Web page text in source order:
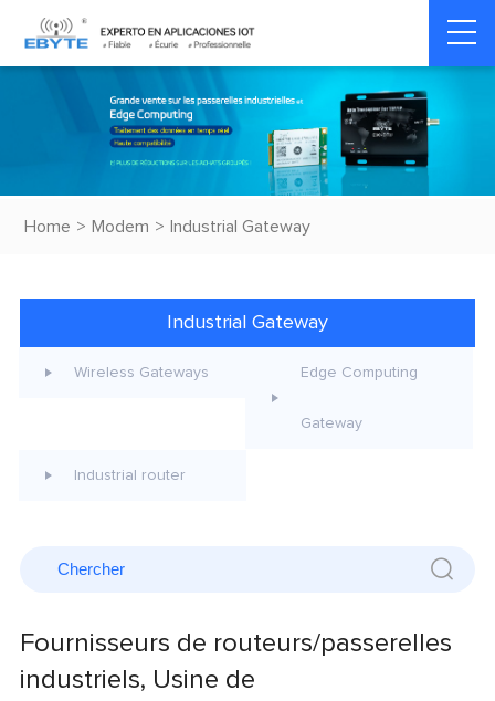
Home > Modem > Industrial Gateway
Industrial Gateway
Wireless Gateways Edge Computing
Gateway
Industrial router
Fournisseurs de routeurs/passerelles
industriels, Usine de